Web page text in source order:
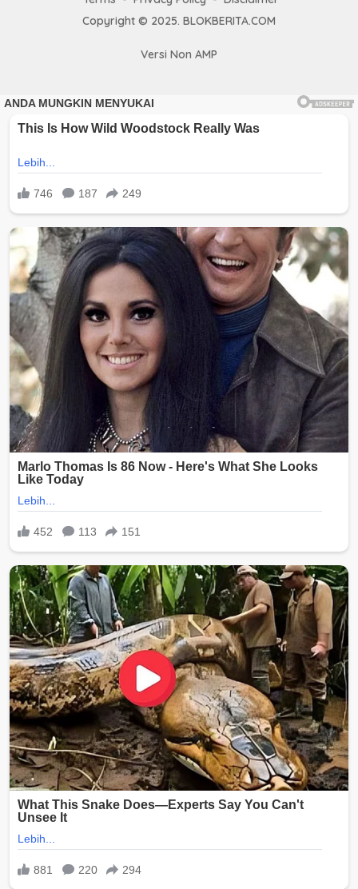
Copyright © 2025. BLOKBERITA.COM
Versi Non AMP